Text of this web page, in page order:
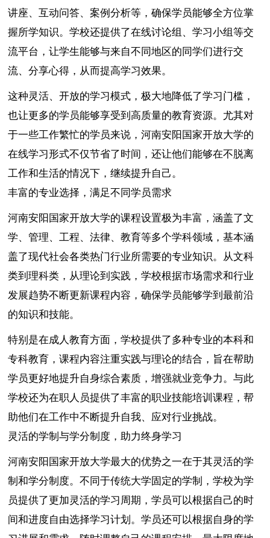
讲座、互动问答、案例分析等，确保学员能够全方位掌
握所学知识。学校还提供了在线讨论组、学习小组等交
流平台，让学生能够与来自不同地区的同学们进行交
流、分享心得，从而提高学习效果。
这种灵活、开放的学习模式，极大地降低了学习门槛，
也让更多的学员能够享受到高质量的教育资源。尤其对
于一些工作繁忙的学员来说，河南安阳国家开放大学的
在线学习形式不仅节省了时间，还让他们能够在不脱离
工作和生活的情况下，继续提升自己。
丰富的专业选择，满足不同学员需求
河南安阳国家开放大学的课程设置极为丰富，涵盖了文
学、管理、工程、法律、教育等多个学科领域，基本涵
盖了现代社会各类热门行业所需要的专业知识。从文科
类到理科类，从理论到实践，学校根据市场需求和行业
发展趋势不断更新课程内容，确保学员能够学到最前沿
的知识和技能。
特别是在成人教育方面，学校提供了多种专业的本科和
专科教育，课程内容注重实践与理论的结合，旨在帮助
学员更好地提升自身综合素质，增强就业竞争力。与此
学校还为在职人员提供了丰富的职业技能培训课程，帮
助他们在工作中不断提升自我、应对行业挑战。
灵活的学制与学分制度，助力终身学习
河南安阳国家开放大学最大的优势之一在于其灵活的学
制和学分制度。不同于传统大学固定的学制，学校为学
员提供了更加灵活的学习周期，学员可以根据自己的时
间和进度自由选择学习计划。学员还可以根据自身的学